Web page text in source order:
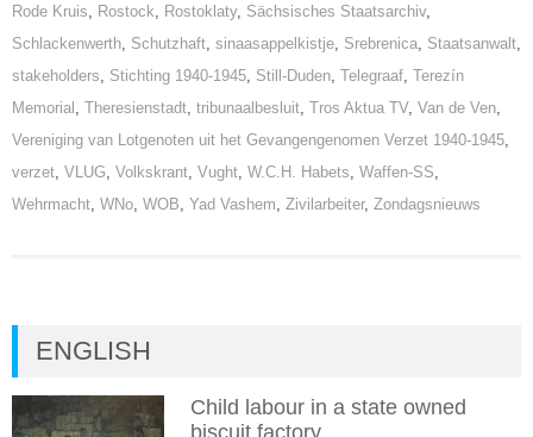
Rode Kruis, Rostock, Rostoklaty, Sächsisches Staatsarchiv,
Schlackenwerth, Schutzhaft, sinaasappelkistje, Srebrenica, Staatsanwalt,
stakeholders, Stichting 1940-1945, Still-Duden, Telegraaf, Terezín
Memorial , Theresienstadt, tribunaalbesluit, Tros Aktua TV, Van de Ven,
Vereniging van Lotgenoten uit het Gevangengenomen Verzet 1940-1945,
verzet, VLUG, Volkskrant, Vught, W.C.H. Habets, Waffen-SS,
Wehrmacht, WNo, WOB, Yad Vashem, Zivilarbeiter, Zondagsnieuws
ENGLISH
Child labour in a state owned
biscuit factory